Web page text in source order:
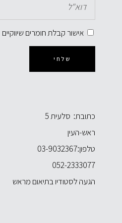
אישור קבלת חומרים שיווקיים
שלחי
כתובת: סלעית 5
ראש-העין
טלפון:03-9032367
052-2333077
הגעה לסטודיו בתיאום מראש